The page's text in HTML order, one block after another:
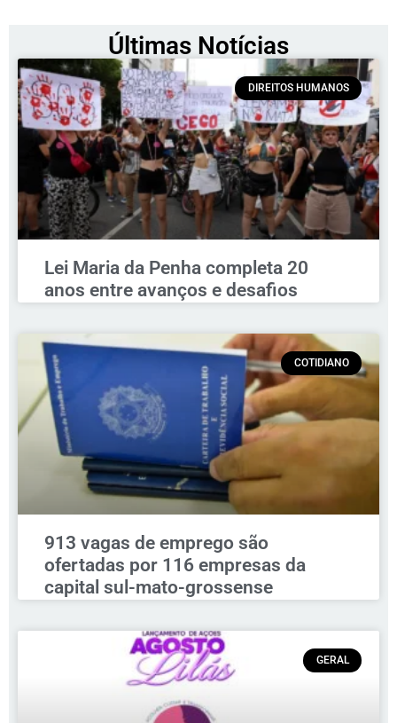
Últimas Notícias
DIREITOS HUMANOS
Lei Maria da Penha completa 20
anos entre avanços e desafios
COTIDIANO
913 vagas de emprego são
ofertadas por 116 empresas da
capital sul-mato-grossense
GERAL